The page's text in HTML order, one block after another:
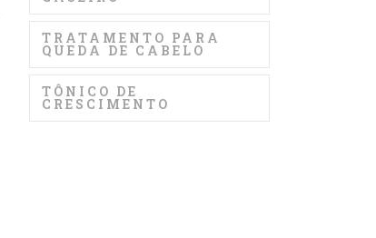
TRATAMENTO PARA
QUEDA DE CABELO
TÔNICO DE
CRESCIMENTO